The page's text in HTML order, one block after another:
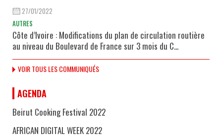
27/01/2022
AUTRES
Côte d’Ivoire : Modifications du plan de circulation routière
au niveau du Boulevard de France sur 3 mois du C...
VOIR TOUS LES COMMUNIQUÉS
AGENDA
Beirut Cooking Festival 2022
AFRICAN DIGITAL WEEK 2022